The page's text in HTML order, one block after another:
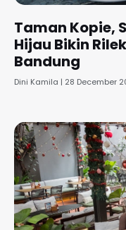
Taman Kopie,
Hijau Bikin
Bandung
Dini Kamila 28 December